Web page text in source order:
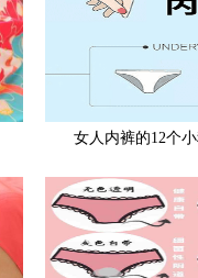
女人内裤的12个